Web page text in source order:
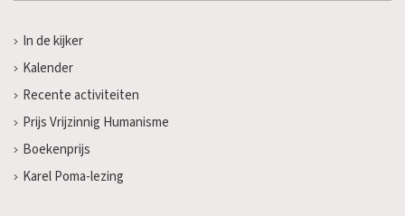
In de kijker
Kalender
Recente activiteiten
Prijs Vrijzinnig Humanisme
Boekenprijs
Karel Poma-lezing